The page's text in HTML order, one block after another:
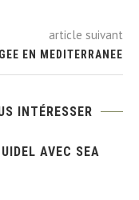
article suivant
EN MEDITERRANEE
INTÉRESSER
AVEC SEA